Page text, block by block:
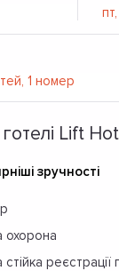
готелі Lift
зручності
охорона
реєстрації